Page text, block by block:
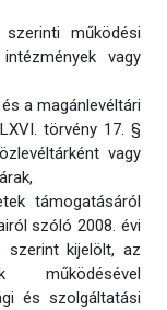
működési
vagy
a magánlevéltári
törvény 17. §
vagy
támogatásáról
szóló 2008. évi
szerint kijelölt, az
működésével
és szolgáltatási